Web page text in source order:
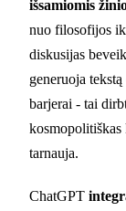
išsamiomis
nuo filosofijos
diskusijas
generuoja tekstą
barjerai - tai
tarnauja.
ChatGPT